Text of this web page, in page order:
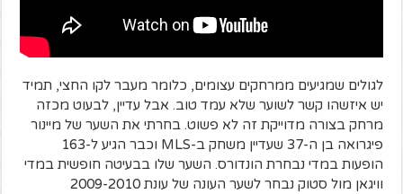
לגולים שמגיעים ממרחקים עצומים, כלומר מעבר לקו החצי, תמיד
יש איזשהו קשר לשוער שלא עמד טוב. אבל עדיין, לבעוט מכזה
מרחק בצורה מדוייקת זה לא פשוט. בחרתי את השער של מיינור
פיגרואה בן ה-37 שעדיין משחק ב-MLS וכבר הגיע ל-163
הופעות במדי נבחרת הונדורס. השער שלו בבעיטה חופשית במדי
וויגאן מול סטוק נבחר לשער העונה של עונת 2009-2010